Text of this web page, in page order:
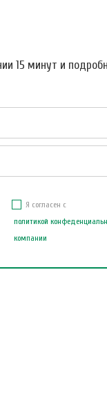
15 минут и
Я согласен с
политикой
компании